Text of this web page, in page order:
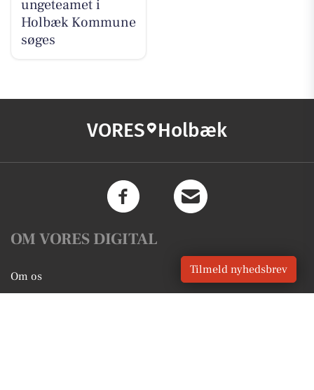
ungeteamet i
Holbæk Kommune
søges
VORES Holbæk
OM VORES DIGITAL
Om os
For annoncører
Tilmeld nyhedsbrev